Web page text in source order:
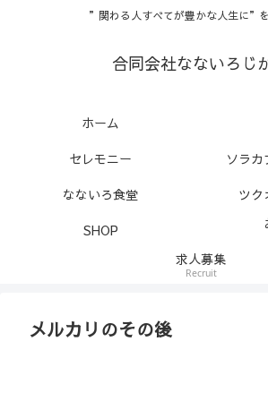
”関わる人すべてが豊かな人生に”
合同会社なないろじ
ホーム
セレモニー
ソラ
なないろ食堂
ツク
SHOP
求人募集
Recruit
メルカリのその後